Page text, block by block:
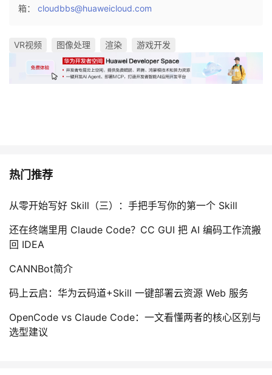
箱： cloudbbs@huaweicloud.com
VR视频 图像处理 渲染 游戏开发
热门推荐
从零开始写好 Skill（三）：手把手写你的第一个 Skill
还在终端里用 Claude Code？CC GUI 把 AI 编码工作流搬
回 IDEA
CANNBot简介
码上云启：华为云码道+Skill 一键部署云资源 Web 服务
OpenCode vs Claude Code：一文看懂两者的核心区别与
选型建议